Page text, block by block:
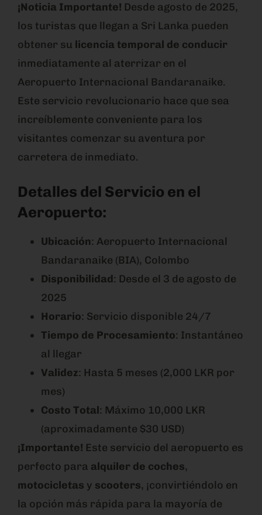
¡Noticia Importante! Desde agosto de 2025,
los turistas que llegan a Sri Lanka pueden
obtener su licencia temporal de conducir
inmediatamente al aterrizar en el
Aeropuerto Internacional Bandaranaike.
Este servicio revolucionario hace que sea
increíblemente conveniente para los
visitantes comenzar su aventura por
carretera de inmediato.
Detalles del Servicio en el
Aeropuerto:
Ubicación: Aeropuerto Internacional
Bandaranaike (BIA), Colombo
Disponibilidad: Desde el 3 de agosto de
2025
Horario: Servicio disponible 24/7
Tiempo de Procesamiento: Instantáneo
al llegar
Validez: Hasta 5 meses (2,000 LKR por
mes)
Costo Total: Máximo 10,000 LKR
(aproximadamente $30 USD)
¡Importante! Este servicio del aeropuerto es
perfecto para alquiler de coches,
motocicletas y scooters, ¡convirtiéndolo en
la opción más rápida para la mayoría de